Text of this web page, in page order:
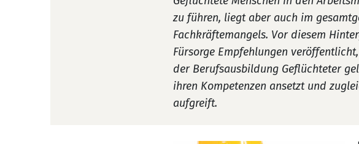
zu führen, liegt aber auch im
Fachkräftemangels. Vor diesem
Fürsorge Empfehlungen
der Berufsausbildung Geflüchteter
ihren Kompetenzen ansetzt und
aufgreift.